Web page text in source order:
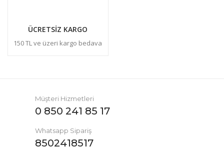
ÜCRETSİZ KARGO
150 TL ve üzeri kargo bedava
Müşteri Hizmetleri
0 850 241 85 17
Whatsapp Sipariş
8502418517